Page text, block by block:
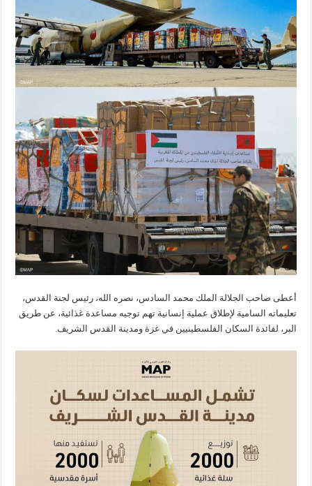
أعطى صاحب الجلالة الملك محمد السادس، نصره الله، رئيس لجنة القدس،
تعليماته السامية لإطلاق عملية إنسانية تهم توجيه مساعدة غذائية، عن طريق
البر، لفائدة السكان الفلسطينيين في غزة ومدينة القدس الشريف.